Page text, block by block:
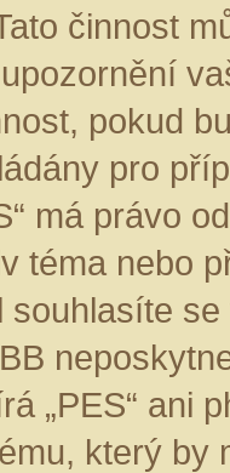
činnost
pokud
pro
má právo
téma nebo
souhlasíte
„PES“ ani
který by